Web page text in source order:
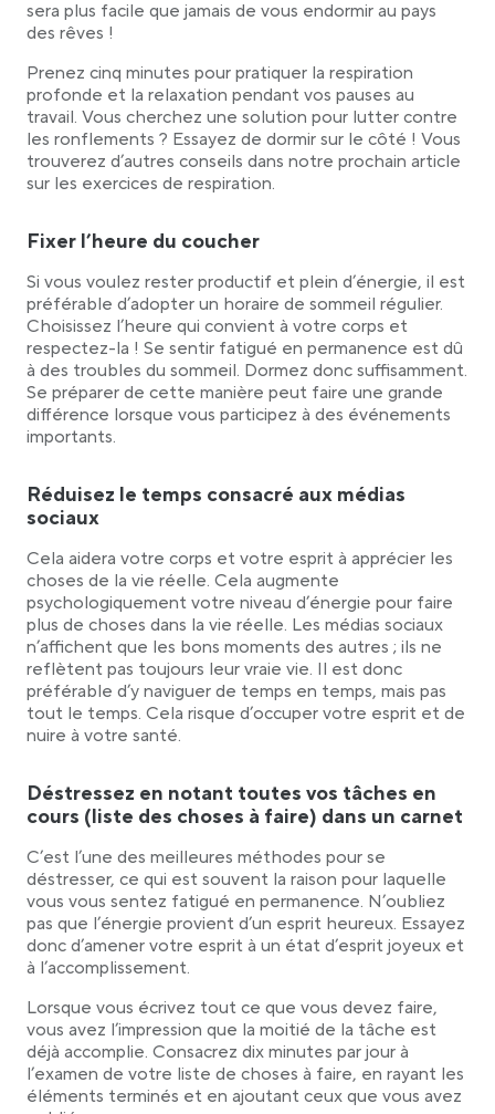
sera plus facile que jamais de vous endormir au pays
des rêves !
Prenez cinq minutes pour pratiquer la respiration
profonde et la relaxation pendant vos pauses au
travail. Vous cherchez une solution pour lutter contre
les ronflements ? Essayez de dormir sur le côté ! Vous
trouverez d’autres conseils dans notre prochain article
sur les exercices de respiration.
Fixer l’heure du coucher
Si vous voulez rester productif et plein d’énergie, il est
préférable d’adopter un horaire de sommeil régulier.
Choisissez l’heure qui convient à votre corps et
respectez-la ! Se sentir fatigué en permanence est dû
à des troubles du sommeil. Dormez donc suffisamment.
Se préparer de cette manière peut faire une grande
différence lorsque vous participez à des événements
importants.
Réduisez le temps consacré aux médias
sociaux
Cela aidera votre corps et votre esprit à apprécier les
choses de la vie réelle. Cela augmente
psychologiquement votre niveau d’énergie pour faire
plus de choses dans la vie réelle. Les médias sociaux
n’affichent que les bons moments des autres ; ils ne
reflètent pas toujours leur vraie vie. Il est donc
préférable d’y naviguer de temps en temps, mais pas
tout le temps. Cela risque d’occuper votre esprit et de
nuire à votre santé.
Déstressez en notant toutes vos tâches en
cours (liste des choses à faire) dans un carnet
C’est l’une des meilleures méthodes pour se
déstresser, ce qui est souvent la raison pour laquelle
vous vous sentez fatigué en permanence. N’oubliez
pas que l’énergie provient d’un esprit heureux. Essayez
donc d’amener votre esprit à un état d’esprit joyeux et
à l’accomplissement.
Lorsque vous écrivez tout ce que vous devez faire,
vous avez l’impression que la moitié de la tâche est
déjà accomplie. Consacrez dix minutes par jour à
l’examen de votre liste de choses à faire, en rayant les
éléments terminés et en ajoutant ceux que vous avez